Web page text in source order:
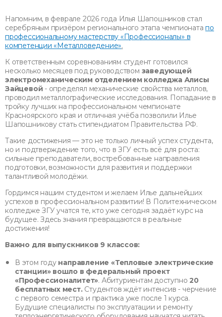
Напомним, в феврале 2026 года Илья Шапошников стал
серебряным призёром регионального этапа чемпионатапо
профессиональному мастерству «Профессионалы» в
компетенции «Металловедение».
К ответственным соревнованиям студент готовился
несколько месяцев под руководством заведующей
электромеханическим отделением колледжа Алисы
Зайцевой - определял механические свойства металлов,
проводил металлографические исследования. Попадание в
тройку лучших на профессиональном чемпионате
Красноярского края и отличная учёба позволили Илье
Шапошникову стать стипендиатом Правительства РФ.
Такие достижения — это не только личный успех студента,
но и подтверждение того, что в ЗГУ есть всё для роста:
сильные преподаватели, востребованные направления
подготовки, возможности для развития и поддержки
талантливой молодёжи.
Гордимся нашим студентом и желаем Илье дальнейших
успехов в профессиональном развитии! В Политехническом
колледже ЗГУ учатся те, кто уже сегодня задаёт курс на
будущее. Здесь знания превращаются в реальные
достижения!
Важно для выпускников 9 классов:
В этом году направление «Тепловые электрические
станции» вошло в федеральный проект
«Профессионалитет». Абитуриентам доступно20
бесплатных мест.Студентов ждёт интенсив - черчение
с первого семестра и практика уже после 1 курса.
Будущие специалисты по эксплуатации и ремонту